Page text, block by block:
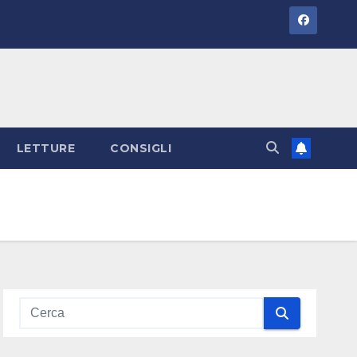
LETTURE CONSIGLI